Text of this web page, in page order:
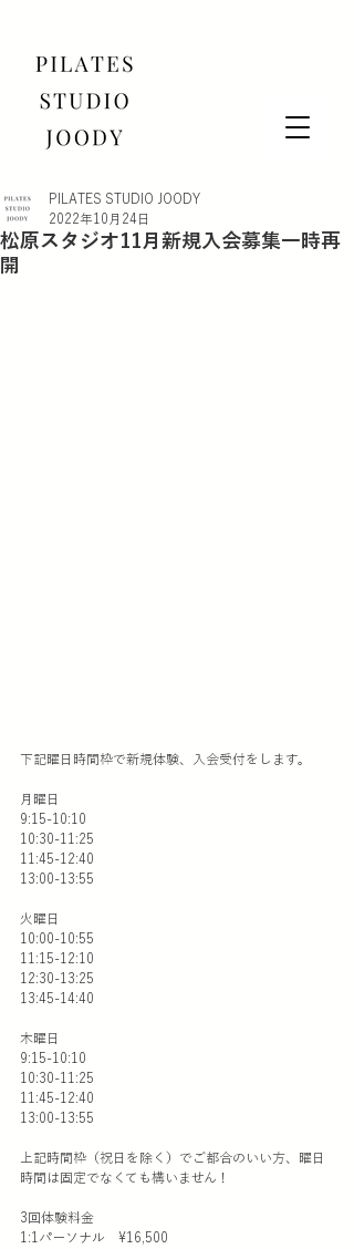
松原スタジオ11月新規入会募集一時再
開
PILATES STUDIO JOODY
2022年10月24日
下記曜日時間枠で新規体験、入会受付をします。
月曜日
9:15-10:10
10:30-11:25
11:45-12:40
13:00-13:55
火曜日
10:00-10:55
11:15-12:10
12:30-13:25
13:45-14:40
木曜日
9:15-10:10
10:30-11:25
11:45-12:40
13:00-13:55
上記時間枠（祝日を除く）でご都合のいい方、曜日
時間は固定でなくても構いません！
3回体験料金
1:1パーソナル　¥16,500